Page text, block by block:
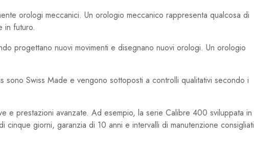
orologi meccanici. Un orologio meccanico rappresenta qualcosa di
in futuro.
progettano nuovi movimenti e disegnano nuovi orologi. Un orologio
Swiss Made e vengono sottoposti a controlli qualitativi secondo i
e prestazioni avanzate. Ad esempio, la serie Calibre 400 sviluppata in
giorni, garanzia di 10 anni e intervalli di manutenzione consigliati